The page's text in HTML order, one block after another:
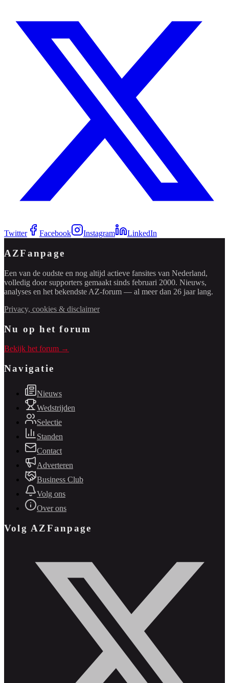
Twitter Facebook Instagram LinkedIn
AZFanpage
Een van de oudste en nog altijd actieve fansites van Nederland,
volledig door supporters gemaakt sinds februari 2000. Nieuws,
analyses en het bekendste AZ-forum — al meer dan 26 jaar lang.
Privacy, cookies & disclaimer
Nu op het forum
Bekijk het forum →
Navigatie
Nieuws
Wedstrijden
Selectie
Standen
Contact
Adverteren
Business Club
Volg ons
Over ons
Volg AZFanpage